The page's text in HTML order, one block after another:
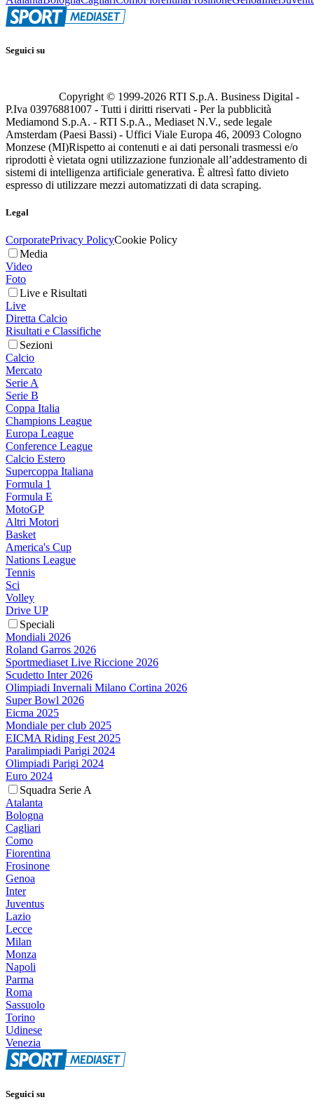
Seguici su
Copyright © 1999-2026 RTI S.p.A. Business Digital -
P.Iva 03976881007 - Tutti i diritti riservati - Per la pubblicità
Mediamond S.p.A. - RTI S.p.A., Mediaset N.V., sede legale
Amsterdam (Paesi Bassi) - Uffici Viale Europa 46, 20093 Cologno
Monzese (MI)Rispetto ai contenuti e ai dati personali trasmessi e/o
riprodotti è vietata ogni utilizzazione funzionale all’addestramento di
sistemi di intelligenza artificiale generativa. È altresì fatto divieto
espresso di utilizzare mezzi automatizzati di data scraping.
Legal
CorporatePrivacy PolicyCookie Policy
Media
Video
Foto
Live e Risultati
Live
Diretta Calcio
Risultati e Classifiche
Sezioni
Calcio
Mercato
Serie A
Serie B
Coppa Italia
Champions League
Europa League
Conference League
Calcio Estero
Supercoppa Italiana
Formula 1
Formula E
MotoGP
Altri Motori
Basket
America's Cup
Nations League
Tennis
Sci
Volley
Drive UP
Speciali
Mondiali 2026
Roland Garros 2026
Sportmediaset Live Riccione 2026
Scudetto Inter 2026
Olimpiadi Invernali Milano Cortina 2026
Super Bowl 2026
Eicma 2025
Mondiale per club 2025
EICMA Riding Fest 2025
Paralimpiadi Parigi 2024
Olimpiadi Parigi 2024
Euro 2024
Squadra Serie A
Atalanta
Bologna
Cagliari
Como
Fiorentina
Frosinone
Genoa
Inter
Juventus
Lazio
Lecce
Milan
Monza
Napoli
Parma
Roma
Sassuolo
Torino
Udinese
Venezia
Seguici su